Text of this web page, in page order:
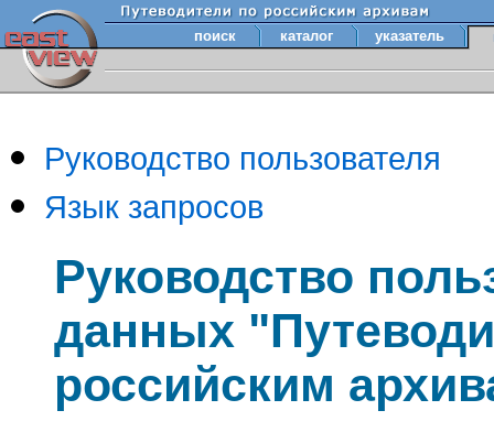
поиск каталог указатель
Руководство пользователя
Язык запросов
Руководство
данных
российским